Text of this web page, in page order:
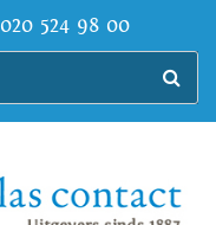
020 524 98 00